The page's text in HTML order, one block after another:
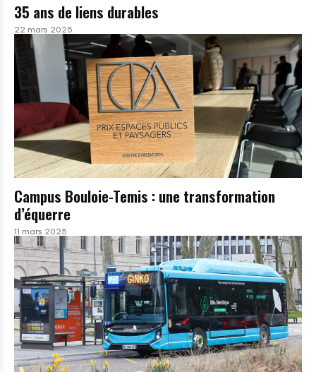
35 ans de liens durables
22 mars 2025
Campus Bouloie-Temis : une transformation
d’équerre
11 mars 2025